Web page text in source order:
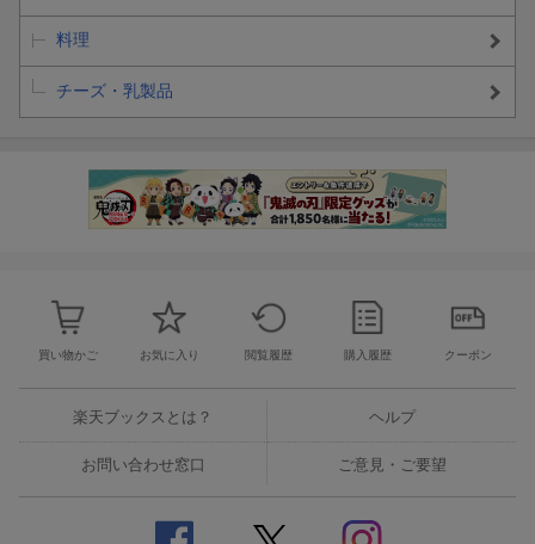
料理
チーズ・乳製品
買い物かご お気に入り 閲覧履歴 購入履歴 クーポン
楽天ブックスとは？ ヘルプ
お問い合わせ窓口 ご意見・ご要望